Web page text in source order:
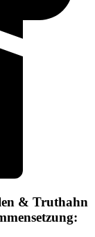
& Truthahn